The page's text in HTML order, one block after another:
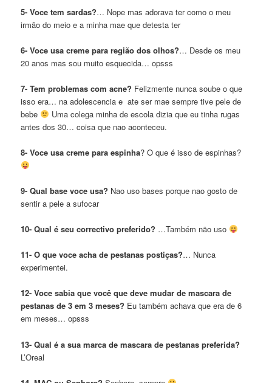
5- Voce tem sardas?… Nope mas adorava ter como o meu
irmão do meio e a minha mae que detesta ter
6- Voce usa creme para região dos olhos?… Desde os meu
20 anos mas sou muito esquecida… opsss
7- Tem problemas com acne? Felizmente nunca soube o que
isso era… na adolescencia e ate ser mae sempre tive pele de
bebe
Uma colega minha de escola dizia que eu tinha rugas
antes dos 30… coisa que nao aconteceu.
8- Voce usa creme para espinha? O que é isso de espinhas?
9- Qual base voce usa? Nao uso bases porque nao gosto de
sentir a pele a sufocar
10- Qual é seu correctivo preferido? …Também não uso
11- O que voce acha de pestanas postiças?… Nunca
experimentei.
12- Voce sabia que você que deve mudar de mascara de
pestanas de 3 em 3 meses? Eu também achava que era de 6
em meses… opsss
13- Qual é a sua marca de mascara de pestanas preferida?
L’Oreal